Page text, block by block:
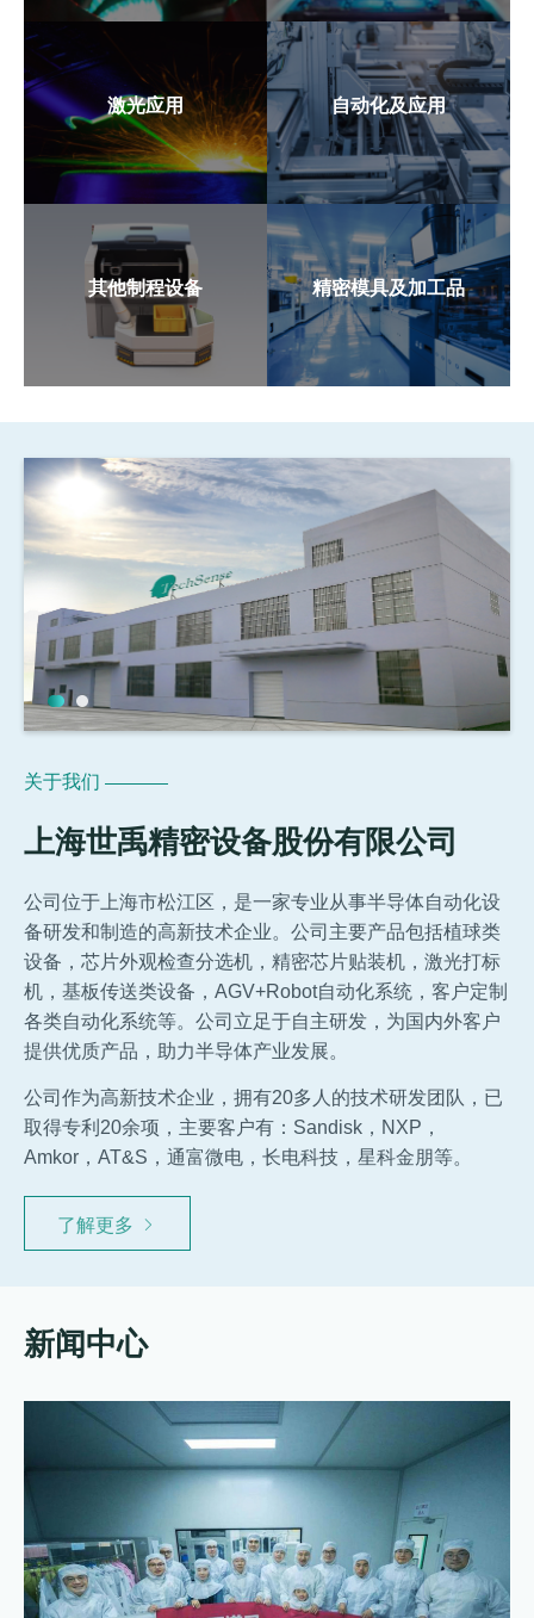
激光应用 自动化及应用
其他制程设备 精密模具及加工品
关于我们
上海世禹精密设备股份有限公司
公司位于上海市松江区，是一家专业从事半导体自动化设
备研发和制造的高新技术企业。公司主要产品包括植球类
设备，芯片外观检查分选机，精密芯片贴装机，激光打标
机，基板传送类设备，AGV+Robot自动化系统，客户定制
各类自动化系统等。公司立足于自主研发，为国内外客户
提供优质产品，助力半导体产业发展。
公司作为高新技术企业，拥有20多人的技术研发团队，已
取得专利20余项，主要客户有：Sandisk，NXP，
Amkor，AT&S，通富微电，长电科技，星科金朋等。
了解更多
新闻中心